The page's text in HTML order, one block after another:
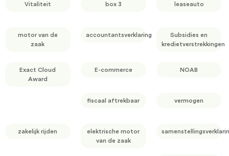
Vitaliteit box 3 leaseauto
motor van de
zaak
accountantsverklaring
Subsidies en
kredietverstrekkingen
Exact Cloud
Award
E-commerce NOAB
fiscaal aftrekbaar vermogen
zakelijk rijden
elektrische motor
van de zaak